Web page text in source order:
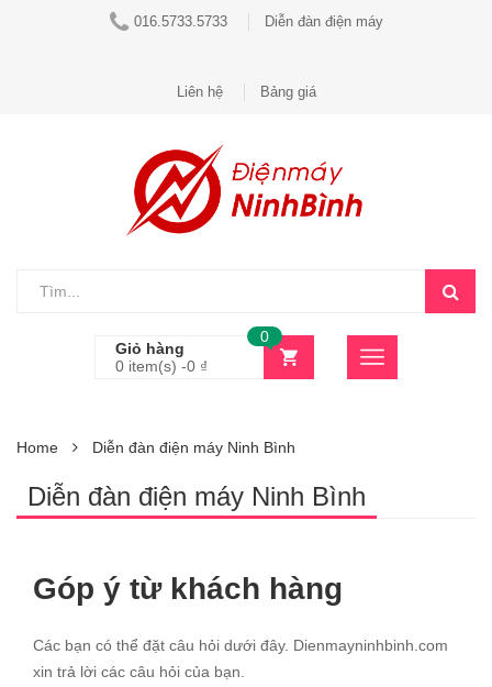
016.5733.5733 Diễn đàn điện máy
Liên hệ Bảng giá
Giỏ hàng
0 item(s) -0 ₫
0
Home Diễn đàn điện máy Ninh Bình
Diễn đàn điện máy Ninh Bình
Góp ý từ khách hàng
Các bạn có thể đặt câu hỏi dưới đây. Dienmayninhbinh.com
xin trả lời các câu hỏi của bạn.